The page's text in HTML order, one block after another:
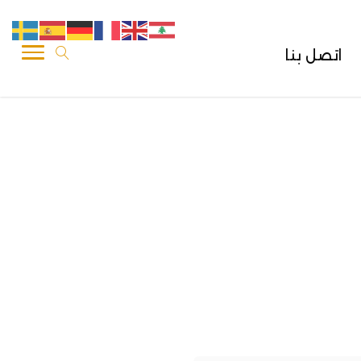
اتصل بنا